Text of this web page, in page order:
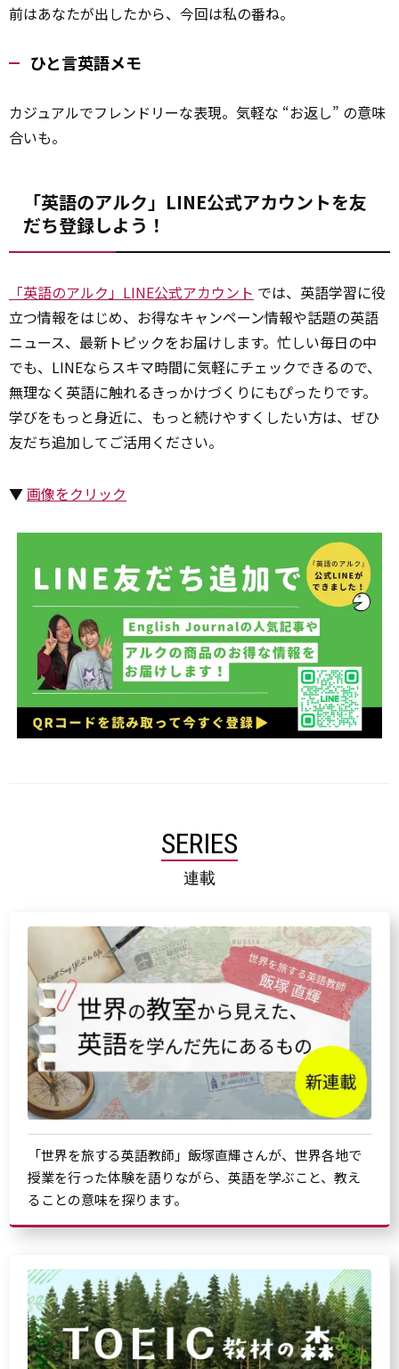
前はあなたが出したから、今回は私の番ね。
ひと言英語メモ
カジュアルでフレンドリーな表現。気軽な “お返し” の意味
合いも。
「英語のアルク」LINE公式アカウントを友
だち登録しよう！
「英語のアルク」LINE公式アカウント では、英語学習に役
立つ情報をはじめ、お得なキャンペーン情報や話題の英語
ニュース、最新トピックをお届けします。忙しい毎日の中
でも、LINEならスキマ時間に気軽にチェックできるので、
無理なく英語に触れるきっかけづくりにもぴったりです。
学びをもっと身近に、もっと続けやすくしたい方は、ぜひ
友だち追加してご活用ください。
▼画像をクリック
SERIES
連載
「世界を旅する英語教師」飯塚直輝さんが、世界各地で
授業を行った体験を語りながら、英語を学ぶこと、教え
ることの意味を探ります。